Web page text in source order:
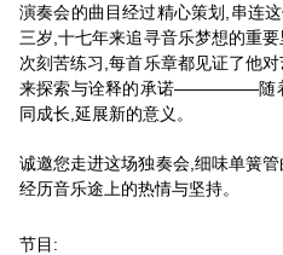
演奏会的曲目经过精心策划,串连
三岁,十七年来追寻音乐梦想的重
次刻苦练习,每首乐章都见证了他
来探索与诠释的承诺—————随
同成长,延展新的意义。
诚邀您走进这场独奏会,细味单簧
经历音乐途上的热情与坚持。
节目: